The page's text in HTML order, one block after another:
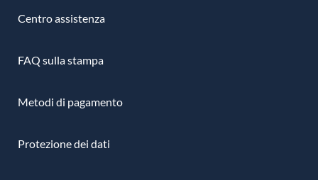
Centro assistenza
FAQ sulla stampa
Metodi di pagamento
Protezione dei dati